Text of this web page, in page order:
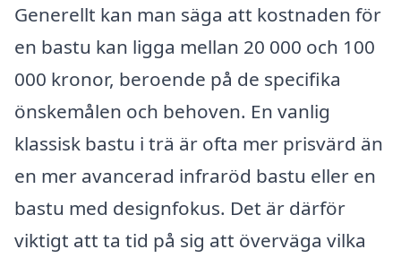
Generellt kan man säga att kostnaden för
en bastu kan ligga mellan 20 000 och 100
000 kronor, beroende på de specifika
önskemålen och behoven. En vanlig
klassisk bastu i trä är ofta mer prisvärd än
en mer avancerad infraröd bastu eller en
bastu med designfokus. Det är därför
viktigt att ta tid på sig att överväga vilka